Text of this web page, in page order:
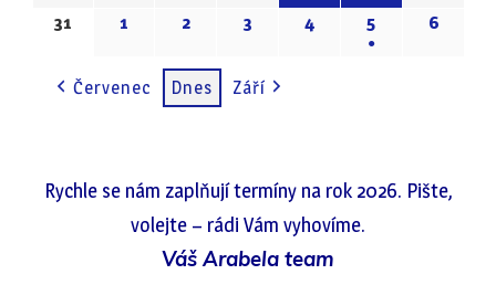
(1
EVENT)
(1
EVENT)
31 31.8.2026
1 1.9.2026
22.9.2026
3 3.9.2026
4 4.9.2026
5 5.9.2026
●
6
Červenec Dnes Září
Rychle se nám zaplňují termíny na rok 2026. Pište,
volejte – rádi Vám vyhovíme.
Váš Arabela team